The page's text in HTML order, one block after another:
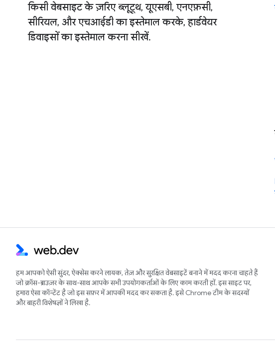
किसी वेबसाइट के ज़रिए ब्लूटूथ, यूएसबी, एनएफ़सी,
सीरियल, और एचआईडी का इस्तेमाल करके, हार्डवेयर
डिवाइसों का इस्तेमाल करना सीखें.
हम आपको ऐसी सुंदर, ऐक्सेस करने लायक, तेज़ और सुरक्षित वेबसाइटें बनाने में मदद करना चाहते हैं
जो क्रॉस-ब्राउज़र के साथ-साथ आपके सभी उपयोगकर्ताओं के लिए काम करती हों. इस साइट पर,
हमारा ऐसा कॉन्टेंट है जो इस सफ़र में आपकी मदद कर सकता है. इसे Chrome टीम के सदस्यों
और बाहरी विशेषज्ञों ने लिखा है.